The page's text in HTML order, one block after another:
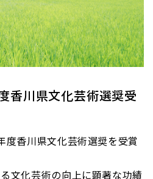
香川県文化芸術選奨受
度香川県文化芸術選奨を受賞
文化芸術の向上に顕著な功績